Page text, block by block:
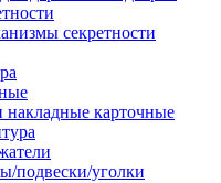
секретности
накладные карточные
подвески/уголки